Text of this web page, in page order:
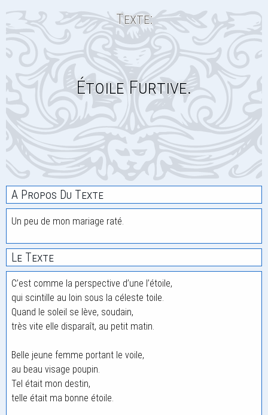
Texte:
Étoile Furtive.
A Propos Du Texte
Un peu de mon mariage raté.
Le Texte
C’est comme la perspective d’une l’étoile,
qui scintille au loin sous la céleste toile.
Quand le soleil se lève, soudain,
très vite elle disparaît, au petit matin.
Belle jeune femme portant le voile,
au beau visage poupin.
Tel était mon destin,
telle était ma bonne étoile.